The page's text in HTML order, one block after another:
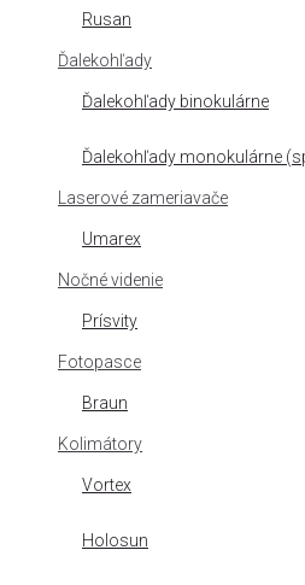
Rusan
Ďalekohľady
Ďalekohľady binokulárne
Ďalekohľady monokulárne
Laserové zameriavače
Umarex
Nočné videnie
Prísvity
Fotopasce
Braun
Kolimátory
Vortex
Holosun